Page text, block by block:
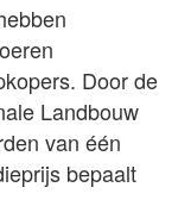
Door de
Landbouw
van één
bepaalt